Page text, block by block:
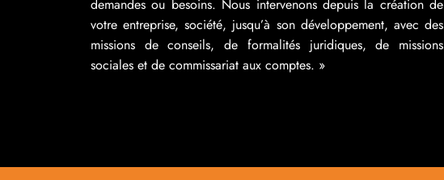
demandes ou besoins. Nous intervenons depuis la création de
votre entreprise, société, jusqu’à son développement, avec des
missions de conseils, de formalités juridiques, de missions
sociales et de commissariat aux comptes. »